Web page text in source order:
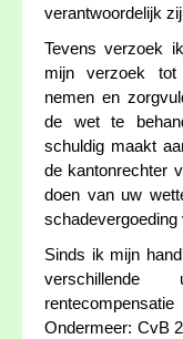
verantwoordelijk
Tevens verzoek
mijn verzoek tot
nemen en
de wet te
schuldig maakt
de kantonrechter
doen van uw
schadevergoeding
Sinds ik mijn
verschillende
Ondermeer: CvB